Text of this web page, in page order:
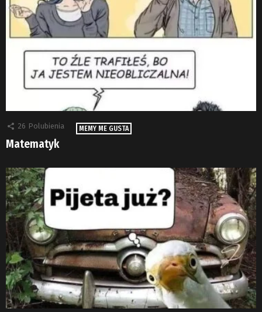
26 Polubienia MEMY ME GUSTA
Matematyk